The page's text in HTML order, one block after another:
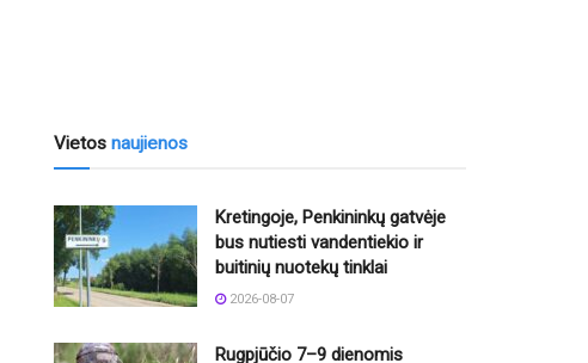
Vietos naujienos
Kretingoje, Penkininkų gatvėje
bus nutiesti vandentiekio ir
buitinių nuotekų tinklai
2026-08-07
Rugpjūčio 7–9 dienomis